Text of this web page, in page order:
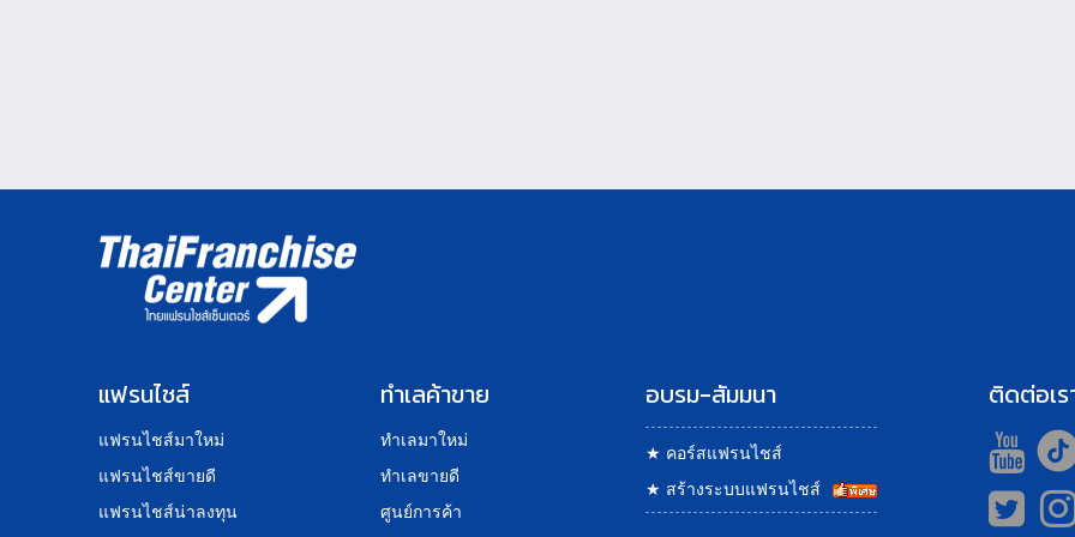
แฟรนไชส์
แฟรนไชส์มาใหม่
แฟรนไชส์ขายดี
แฟรนไชส์น่าลงทุน
ทำเลค้าขาย
ทำเลมาใหม่
ทำเลขายดี
ศูนย์การค้า
อบรม-สัมมนา
★ คอร์สแฟรนไชส์
★ สร้างระบบแฟรนไชส์
ติดต่อเร